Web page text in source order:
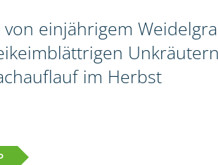
einjährigem
im Herbst